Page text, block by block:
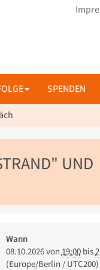
SPENDEN
UND
Wann
08.10.2026von 19:00bis
(Europe/Berlin / UTC200)